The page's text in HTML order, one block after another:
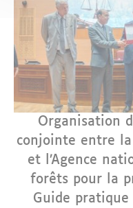
Organisation
conjointe entre la
et l’Agence
forêts pour la
Guide